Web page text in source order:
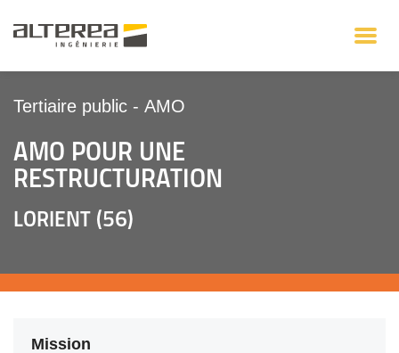
Tertiaire public - AMO
AMO POUR UNE
RESTRUCTURATION
LORIENT (56)
Mission